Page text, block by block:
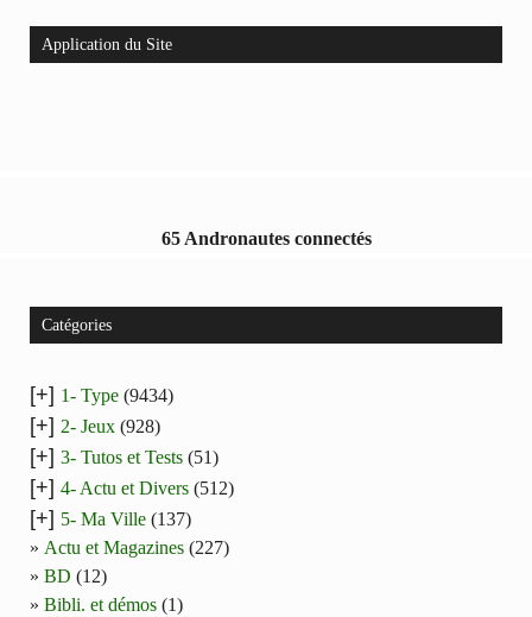
Application du Site
65 Andronautes connectés
Catégories
[+] 1- Type (9434)
[+] 2- Jeux (928)
[+] 3- Tutos et Tests (51)
[+] 4- Actu et Divers (512)
[+] 5- Ma Ville (137)
Actu et Magazines (227)
BD (12)
Bibli. et démos (1)